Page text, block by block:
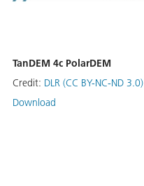
TanDEM 4c PolarDEM
Credit: DLR (CC BY-NC-ND 3.0)
Download